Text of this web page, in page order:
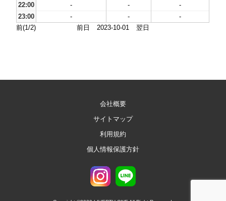
22:00
- -
-
23:00
- -
-
前(1/2)
前日 2023-10-01 翌日
会社概要
サイトマップ
利用規約
個人情報保護方針